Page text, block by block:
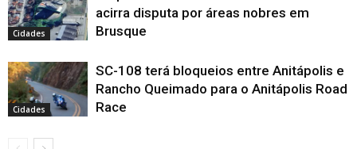
Cidades
acirra disputa por áreas nobres em
Brusque
Cidades
SC-108 terá bloqueios entre Anitápolis e
Rancho Queimado para o Anitápolis Road
Race